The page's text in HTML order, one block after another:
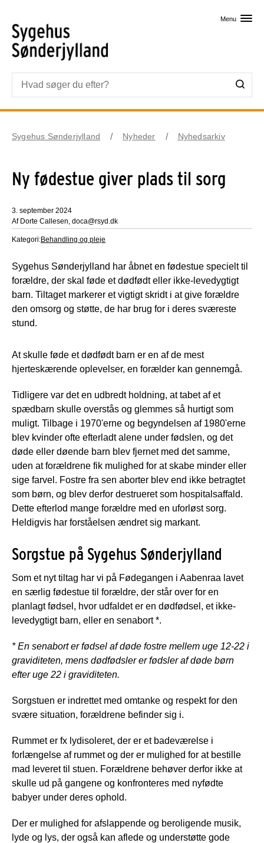
Menu
Sygehus Sønderjylland Nyheder Nyhedsarkiv
Ny fødestue giver plads til sorg
3. september 2024
Af Dorte Callesen, doca@rsyd.dk
Kategori:Behandling og pleje
Sygehus Sønderjylland har åbnet en fødestue specielt til
forældre, der skal føde et dødfødt eller ikke-levedygtigt
barn. Tiltaget markerer et vigtigt skridt i at give forældre
den omsorg og støtte, de har brug for i deres sværeste
stund.
At skulle føde et dødfødt barn er en af de mest
hjerteskærende oplevelser, en forælder kan gennemgå.
Tidligere var det en udbredt holdning, at tabet af et
spædbarn skulle overstås og glemmes så hurtigt som
muligt. Tilbage i 1970'erne og begyndelsen af 1980'erne
blev kvinder ofte efterladt alene under fødslen, og det
døde eller døende barn blev fjernet med det samme,
uden at forældrene fik mulighed for at skabe minder eller
sige farvel. Fostre fra sen aborter blev end ikke betragtet
som børn, og blev derfor destrueret som hospitalsaffald.
Dette efterlod mange forældre med en uforløst sorg.
Heldigvis har forståelsen ændret sig markant.
Sorgstue på Sygehus Sønderjylland
Som et nyt tiltag har vi på Fødegangen i Aabenraa lavet
en særlig fødestue til forældre, der står over for en
planlagt fødsel, hvor udfaldet er en dødfødsel, et ikke-
levedygtigt barn, eller en senabort *.
* En senabort er fødsel af døde fostre mellem uge 12-22 i
graviditeten, mens dødfødsler er fødsler af døde børn
efter uge 22 i graviditeten.
Sorgstuen er indrettet med omtanke og respekt for den
svære situation, forældrene befinder sig i.
Rummet er fx lydisoleret, der er et badeværelse i
forlængelse af rummet og der er mulighed for at bestille
mad leveret til stuen. Forældrene behøver derfor ikke at
skulle ud på gangene og konfronteres med nyfødte
babyer under deres ophold.
Der er mulighed for afslappende og beroligende musik,
lyde og lys, der også kan aflede og understøtte gode